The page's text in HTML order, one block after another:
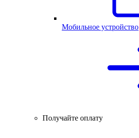
Мобильное устройство
Получайте оплату